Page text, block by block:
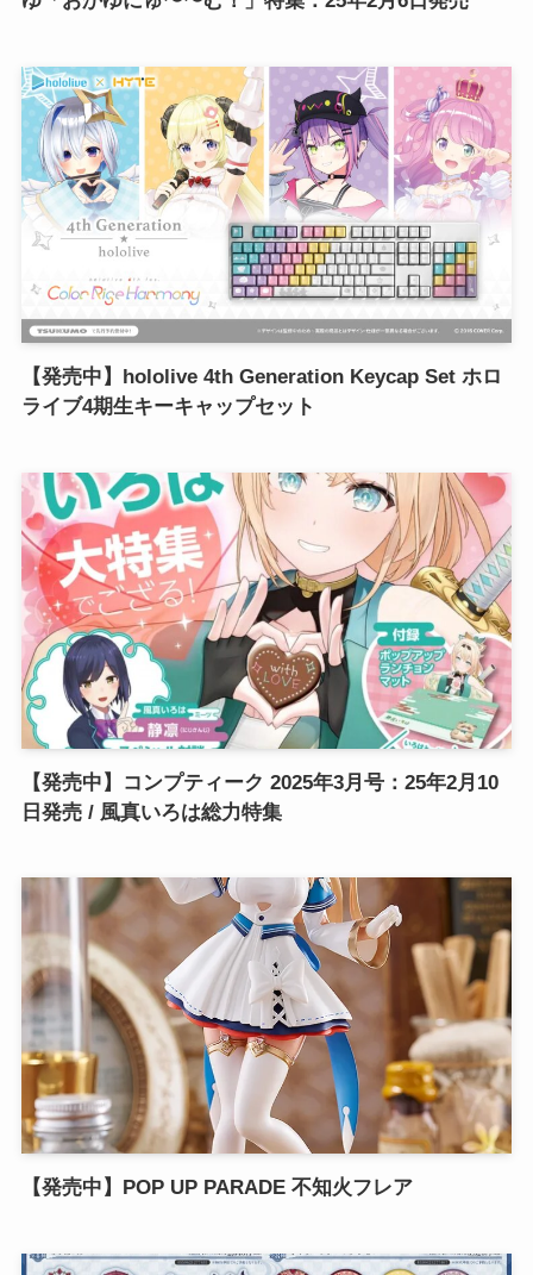
【発売中】hololive 4th Generation Keycap Set ホロ
ライブ4期生キーキャップセット
【発売中】コンプティーク 2025年3月号：25年2月10
日発売 / 風真いろは総力特集
【発売中】POP UP PARADE 不知火フレア